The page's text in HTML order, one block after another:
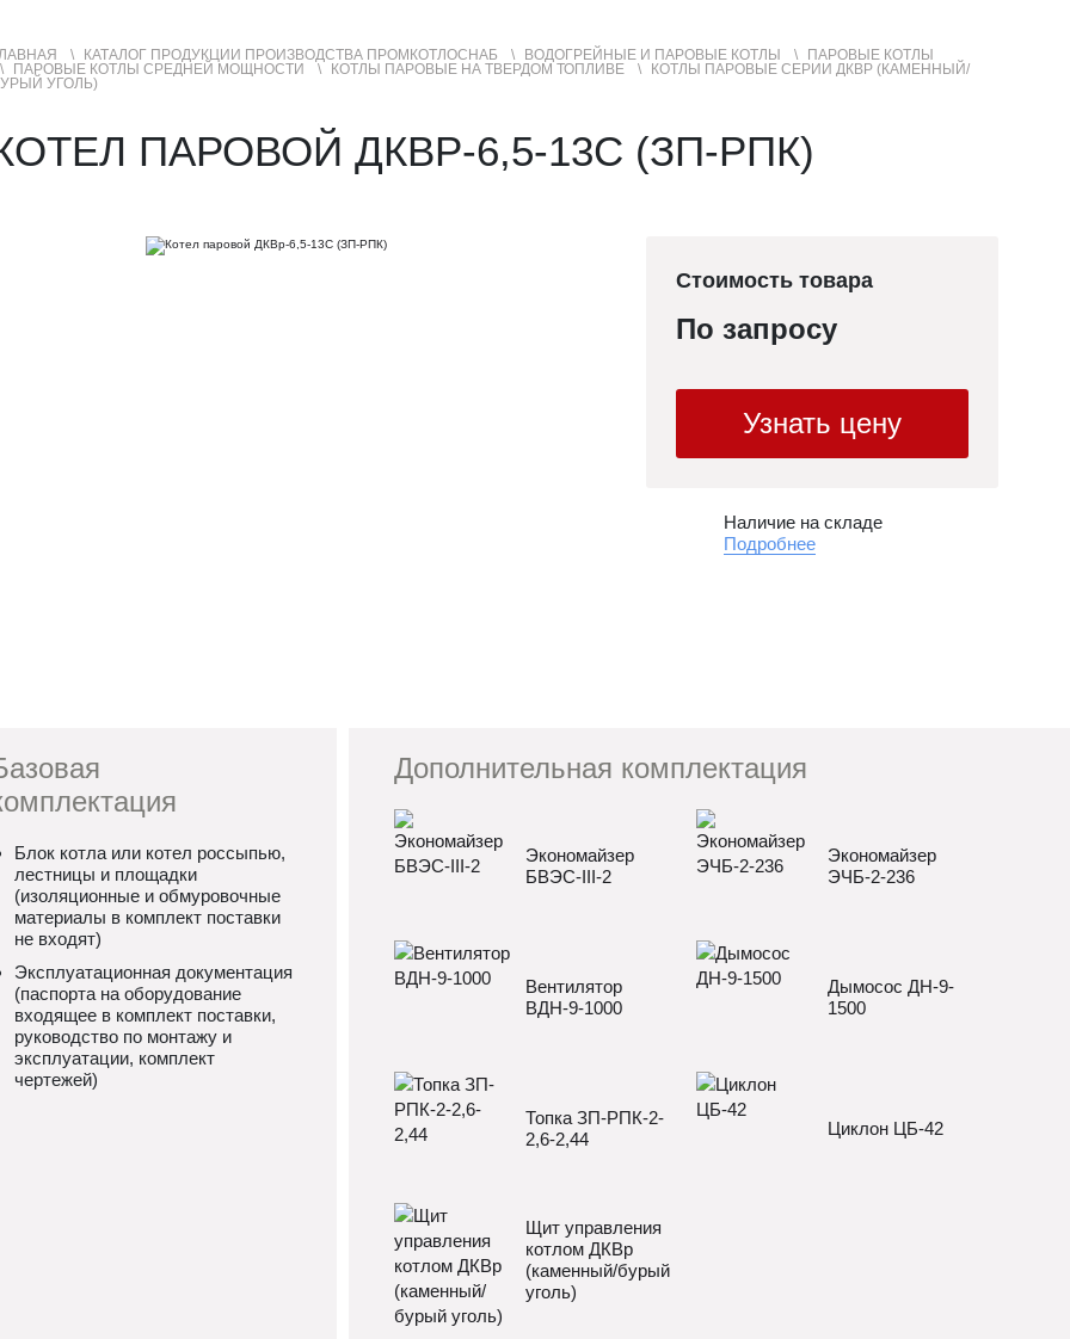
КАТАЛОГ ПРОДУКЦИИ ПРОИЗВОДСТВА ПРОМКОТЛОСНАБ ВОДОГРЕЙНЫЕ И ПАРОВЫЕ КОТЛЫ
ПАРОВЫЕ КОТЛЫ
ПАРОВЫЕ КОТЛЫ СРЕДНЕЙ МОЩНОСТИ
КОТЛЫ ПАРОВЫЕ НА ТВЕРДОМ ТОПЛИВЕ
КОТЛЫ ПАРОВЫЕ СЕРИИ ДКВР (КАМЕННЫЙ/
УГОЛЬ)
ПАРОВОЙ ДКВР-6,5-13С (ЗП-РПК)
Стоимость товара
По запросу
Узнать цену
Наличие на складе
Подробнее
Блок котла или котел россыпью,
лестницы и площадки
(изоляционные и обмуровочные
материалы в комплект поставки
не входят)
Эксплуатационная документация
(паспорта на оборудование
входящее в комплект поставки,
руководство по монтажу и
эксплуатации, комплект
чертежей)
Дополнительная комплектация
Экономайзер
БВЭС-III-2
Экономайзер
ЭЧБ-2-236
Вентилятор
ВДН-9-1000
Дымосос ДН-9-
1500
Топка ЗП-РПК-2-
2,6-2,44
Циклон ЦБ-42
Щит управления
котлом ДКВр
(каменный/бурый
уголь)